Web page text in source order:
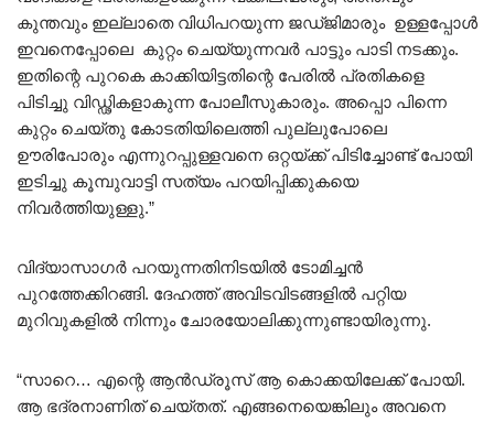
കുന്തവും ഇല്ലാതെ വിധിപറയുന്ന ജഡ്ജിമാരും ഉള്ളപ്പോൾ
ഇവനെപ്പോലെ കുറ്റം ചെയ്യുന്നവർ പാട്ടും പാടി നടക്കും.
ഇതിന്റെ പുറകെ കാക്കിയിട്ടതിന്റെ പേരിൽ പ്രതികളെ
പിടിച്ചു വിഡ്ഢികളാകുന്ന പോലീസുകാരും. അപ്പൊ പിന്നെ
കുറ്റം ചെയ്തു കോടതിയിലെത്തി പുല്ലുപോലെ
ഊരിപോരും എന്നുറപ്പുള്ളവനെ ഒറ്റയ്ക്ക് പിടിച്ചോണ്ട് പോയി
ഇടിച്ചു കൂമ്പുവാട്ടി സത്യം പറയിപ്പിക്കുകയെ
നിവർത്തിയുള്ളു.”
വിദ്യാസാഗർ പറയുന്നതിനിടയിൽ ടോമിച്ചൻ
പുറത്തേക്കിറങ്ങി. ദേഹത്ത് അവിടവിടങ്ങളിൽ പറ്റിയ
മുറിവുകളിൽ നിന്നും ചോരയോലിക്കുന്നുണ്ടായിരുന്നു.
“സാറെ… എന്റെ ആൻഡ്രൂസ് ആ കൊക്കയിലേക്ക് പോയി.
ആ ഭദ്രനാണിത് ചെയ്തത്. എങ്ങനെയെങ്കിലും അവനെ